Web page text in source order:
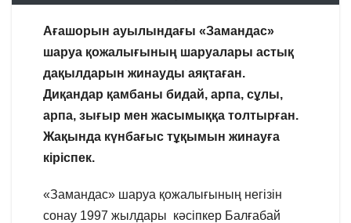
Ағашорын ауылындағы «Замандас»
шаруа қожалығының шаруалары астық
дақылдарын жинауды аяқтаған.
Диқандар қамбаны бидай, арпа, сұлы,
арпа, зығыр мен жасымыққа толтырған.
Жақында күнбағыс тұқымын жинауға
кіріспек.
«Замандас» шаруа қожалығының негізін
сонау 1997 жылдары кәсіпкер Балғабай